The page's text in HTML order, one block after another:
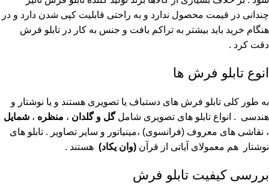
چندانی در قیمت محصول ندارد و به راحتی قابلیت کپی شدن دارد و در
هنگام خرید باید بیشتر به تراکم بافت و جنس به کار در تابلو فرش
دقت کرد .
انوع تابلو فرش ها
به طور کلی تابلو فرش های دستباف یا تصویری هستند و یا نوشتار و
هندسی . انواع تابلو های تصویری شاملگل و گلدان ، منظره ، شمایل
، نقاشی های معروف (فرانسوی) ،مینیاتور و سایر تصاویر . تابلو های
نوشتار هم معمولای آیاتی از قرآن (وان یکاد) هستند .
بررسی کیفیت تابلو فرش